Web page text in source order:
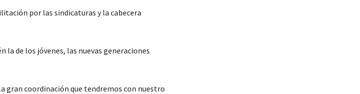
por las sindicaturas y la cabecera
de los jóvenes, las nuevas generaciones
gran coordinación que tendremos con nuestro